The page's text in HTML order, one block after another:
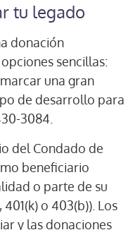
tu legado
donación
sencillas:
una gran
de desarrollo para
3084.
del Condado de
beneficiario
o parte de su
o 403(b)). Los
y las donaciones